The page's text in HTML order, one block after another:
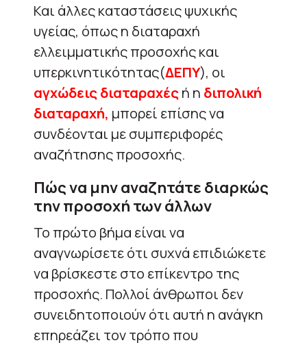
Και άλλες καταστάσεις ψυχικής
υγείας, όπως η διαταραχή
ελλειμματικής προσοχής και
υπερκινητικότητας(ΔΕΠΥ), οι
αγχώδεις διαταραχέςή η διπολική
διαταραχή, μπορεί επίσης να
συνδέονται με συμπεριφορές
αναζήτησης προσοχής.
Πώς να μην αναζητάτε διαρκώς
την προσοχή των άλλων
Το πρώτο βήμα είναι να
αναγνωρίσετε ότι συχνά επιδιώκετε
να βρίσκεστε στο επίκεντρο της
προσοχής. Πολλοί άνθρωποι δεν
συνειδητοποιούν ότι αυτή η ανάγκη
επηρεάζει τον τρόπο που